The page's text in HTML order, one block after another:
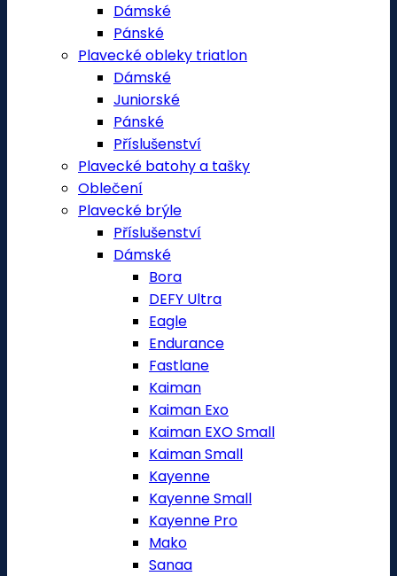
Dámské
Pánské
Plavecké obleky triatlon
Dámské
Juniorské
Pánské
Příslušenství
Plavecké batohy a tašky
Oblečení
Plavecké brýle
Příslušenství
Dámské
Bora
DEFY Ultra
Eagle
Endurance
Fastlane
Kaiman
Kaiman Exo
Kaiman EXO Small
Kaiman Small
Kayenne
Kayenne Small
Kayenne Pro
Mako
Sanaa